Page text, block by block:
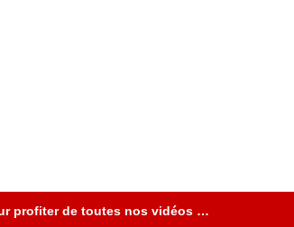
profiter de toutes nos vidéos …